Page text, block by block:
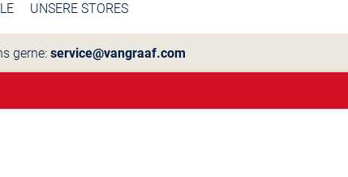
UNSERE STORES
gerne: service@vangraaf.com